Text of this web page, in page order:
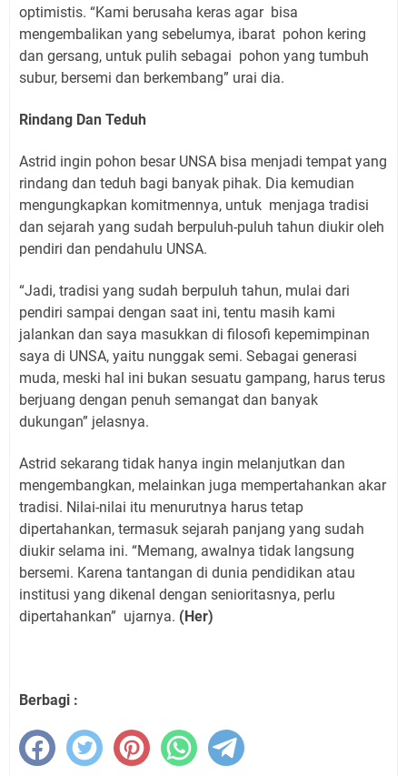
optimistis. “Kami berusaha keras agar bisa
mengembalikan yang sebelumya, ibarat pohon kering
dan gersang, untuk pulih sebagai pohon yang tumbuh
subur, bersemi dan berkembang” urai dia.
Rindang Dan Teduh
Astrid ingin pohon besar UNSA bisa menjadi tempat yang
rindang dan teduh bagi banyak pihak. Dia kemudian
mengungkapkan komitmennya, untuk menjaga tradisi
dan sejarah yang sudah berpuluh-puluh tahun diukir oleh
pendiri dan pendahulu UNSA.
“Jadi, tradisi yang sudah berpuluh tahun, mulai dari
pendiri sampai dengan saat ini, tentu masih kami
jalankan dan saya masukkan di filosofi kepemimpinan
saya di UNSA, yaitu nunggak semi. Sebagai generasi
muda, meski hal ini bukan sesuatu gampang, harus terus
berjuang dengan penuh semangat dan banyak
dukungan” jelasnya.
Astrid sekarang tidak hanya ingin melanjutkan dan
mengembangkan, melainkan juga mempertahankan akar
tradisi. Nilai-nilai itu menurutnya harus tetap
dipertahankan, termasuk sejarah panjang yang sudah
diukir selama ini. “Memang, awalnya tidak langsung
bersemi. Karena tantangan di dunia pendidikan atau
institusi yang dikenal dengan senioritasnya, perlu
dipertahankan” ujarnya. (Her)
Berbagi :